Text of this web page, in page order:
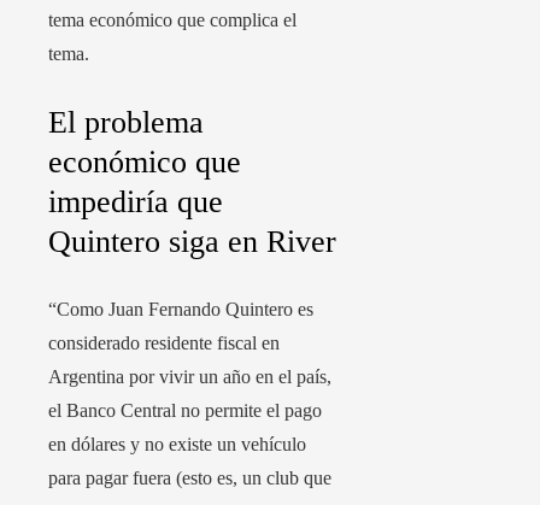
tema económico que complica el
tema.
El problema
económico que
impediría que
Quintero siga en River
“Como Juan Fernando Quintero es
considerado residente fiscal en
Argentina por vivir un año en el país,
el Banco Central no permite el pago
en dólares y no existe un vehículo
para pagar fuera (esto es, un club que